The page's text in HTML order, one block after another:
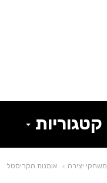
קטגוריות
משחקי יצירה אומנות הקריסטל